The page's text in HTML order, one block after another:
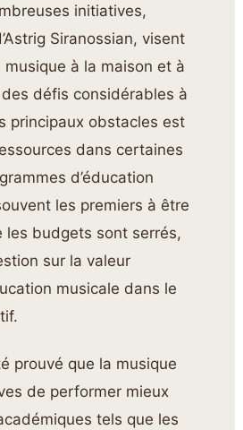
initiatives,
Siranossian, visent
musique à la maison et à
des défis considérables à
principaux obstacles est
dans certaines
d’éducation
les premiers à être
les budgets sont serrés,
sur la valeur
musicale dans le
prouvé que la musique
de performer mieux
tels que les